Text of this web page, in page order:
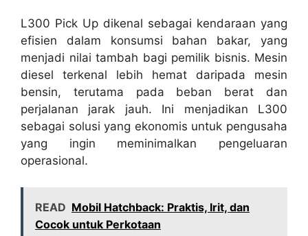
L300 Pick Up dikenal sebagai kendaraan yang
efisien dalam konsumsi bahan bakar, yang
menjadi nilai tambah bagi pemilik bisnis. Mesin
diesel terkenal lebih hemat daripada mesin
bensin, terutama pada beban berat dan
perjalanan jarak jauh. Ini menjadikan L300
sebagai solusi yang ekonomis untuk pengusaha
yang ingin meminimalkan pengeluaran
operasional.
READ Mobil Hatchback: Praktis, Irit, dan
Cocok untuk Perkotaan